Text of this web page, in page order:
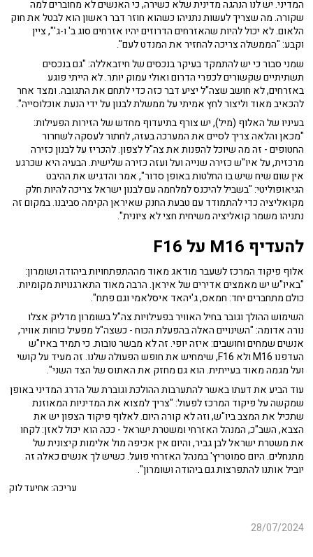
המדיני. יש לנו הנהגה מדינית שלא כשירה, כי האנשים לא מחוברים למה
שקורה. מה שצריך לעשות נתניהו כשהוא חוזר דבר ראשון הוא לבטל את חוק
הלאום. לא יכול להיות שהאזרחים הדרוזים יהיו אזרחים סוג ב' ו-ג'", ציין
וקבע: "הממשלה צריכה להחזיר את המנדט לעם".
שמני סבור כי יש להתמקד בעיקר בנכסים של חיזבאללה: "גם בנכסים
תשתיתיים שקשורים לכפרי הדרום ואולי עמוק יותר. לא הייתי פוגע
באזרחים, לא חושב שצה"ל יציע דבר כזה כדי לתחם את התגובה. ומצד אחר
להכאיב מאוד וליצור לחץ אמיתי על ממשלת לבנון על ידי הנעת אוכלוסייה".
בעיניו של האלוף (מיל), יש צורף בתיעדוף מחדש של הזירות הפעילות:
"מכאן והלאה צריך לסיים את המערכה בעזה, לחתור לעסקה לשחרור
החטופים - זה מה שיוכל להפנות את צה"ל לצפון. להכריז על לבנון כזירה
מרכזית, על איו"ש כזירה שנייה ועל ועזה כזירה שלישית. הבעיה היא שכרגע
אין שום שיח שיש בו החלטות באופן סדור", אמר והדגיש את ההיבט
הגיאופוליטי: "בשביל להיכנס למלחמה עם לבנון ישראל צריכה להיות חלק
מקואליציה כדי להתמודד עם טבעת החנק שאיראן הקימה סביבנו. במקום זה
נתניהו משמר קואליציה משיחית חצי לא ציונית".
להעדיף M16 על F16
אלוף פיקוד המרכז לשעבר מודאג מאוד מההתפתחויות ביהודה ושומרון:
"באיו"ש יש מאמצים אדירים של איראן. הרבה מאוד התארגנויות מקומיות.
כולם מתחברים יחד: חמאס, ג'יהאד איסלאמי וגם פתח".
השימוש ההולך וגובר בחיל האוויר בפעילויות צה"ל בשומרון מדליק אצלו
נורה אדומה: "השינויים האלה בהפעלת הכוח - כשצה"ל מפעיל כוחות אוויר,
אנשים שמחים וחושבים: איזה יופי. זה לא מבשר טובות. כי תמיד באיו"ש
העדפנו M16 ולא F16, שימחיש את חופש הפעולה שלנו. זה מעיד על קושי
ועל מגמה מאוד בעייתית. הוא גם מחזק את האתוס של הצד השני".
עוד הביע את דעתו באשר להתערבות ההולכת וגוברת של הדרג המדיני באופן
שמקשה על פיקוד המרכז לפעול: "צריך למצוא את המדיניות המאוזנת
שתכיל את המצב ביו"ש, וזה לא קורה היום. לאלוף פיקוד הצפון יש את
הצבא, השב"כ, המנהל האזרחי ומשטרת ישראל - ככה הוא יכול לאזן: לקחו
את משטרת ישראל לבן גביר, והיום אין אכיפה מול אלימות קיצונית של
מתנחלים. היום סמוטריץ' במנהל האזרחי פועל. כשיש לך אנשים כאלה זה
יוביל אותנו להתפרצות גם ביהודה ושומרון".
עריכה: אחיעד לוק
28/07/2024